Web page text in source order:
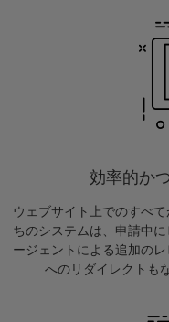
効率的か
ウェブサイト上でのすべ
ちのシステムは、申請中
ージェントによる追加の
へのリダイレクトも